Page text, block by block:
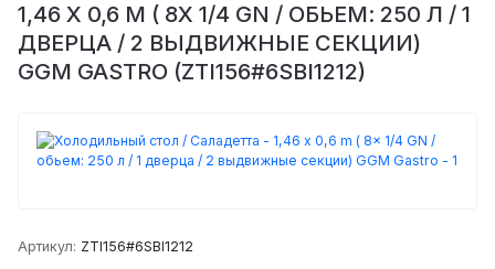
1,46 X 0,6 M ( 8X 1/4 GN / ОБЬЕМ: 250 Л / 1
ДВЕРЦА / 2 ВЫДВИЖНЫЕ СЕКЦИИ)
GGM GASTRO (ZTI156#6SBI1212)
Артикул: ZTI156#6SBI1212